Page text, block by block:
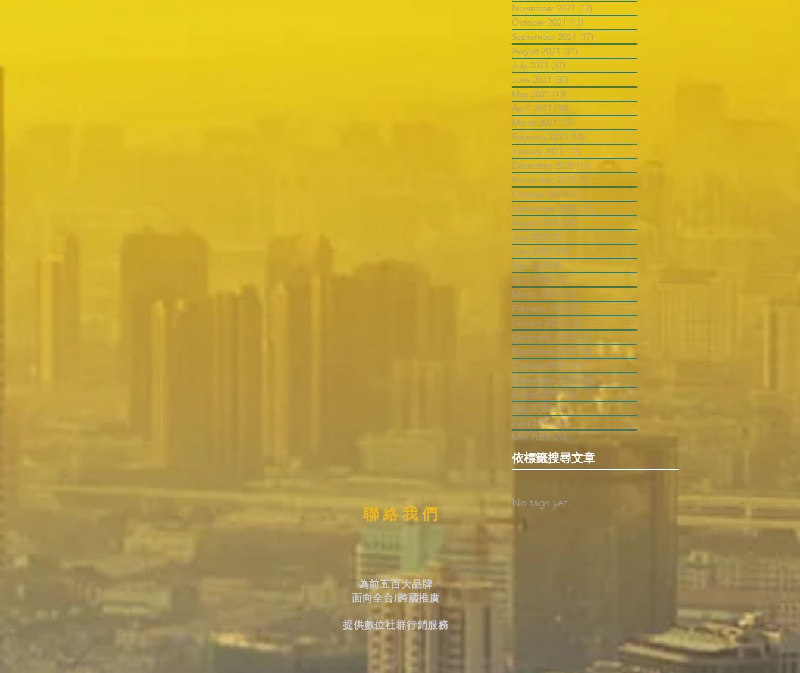
November 2021 (12)
October 2021 (13)
September 2021 (17)
August 2021 (31)
July 2021 (37)
June 2021 (30)
May 2021 (13)
April 2021 (10)
March 2021 (17)
February 2021 (14)
January 2021 (12)
December 2020 (15) 15 posts
November 2020 (7)
October 2020 (11)
September 2020 (12)
August 2020 (10)
July 2020 (9)
June 2020 (14)
May 2020 (9)
April 2020 (12)
March 2020 (10)
February 2020 (9)
January 2020 (13)
December 2019 (14)
November 2019 (10) 10 posts
October 2019 (14)
September 2019 (13)
August 2019 (33) 33 posts
July 2019 (24)24 posts
June 2019 (25)
May 2019 (20)
依標籤搜尋文章
No tags yet.
聯 絡 我 們
為前五百大品牌
面向全台/跨國推廣
提供數位社群行銷服務